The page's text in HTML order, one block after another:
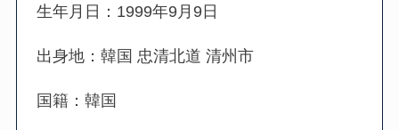
生年月日：1999年9月9日
出身地：韓国 忠清北道 清州市
国籍：韓国